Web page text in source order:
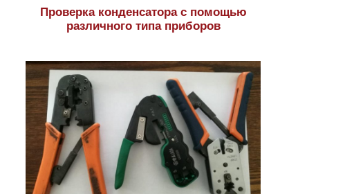
Проверка конденсатора с помощью
различного типа приборов